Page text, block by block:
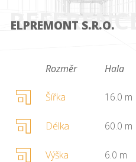
ELPREMONT S.R.O.
REFERENCE
Rozměr Hala
Šířka 16.0 m
Délka 60.0 m
Výška 6.0 m